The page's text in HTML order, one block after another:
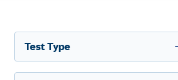
Test Type